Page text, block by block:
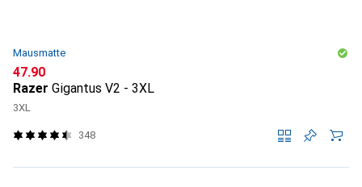
Mausmatte
CHF
47.90
Razer Gigantus V2 - 3XL
3XL
348